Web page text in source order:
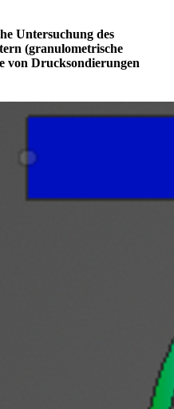
Untersuchung des
(granulometrische
von Drucksondierungen